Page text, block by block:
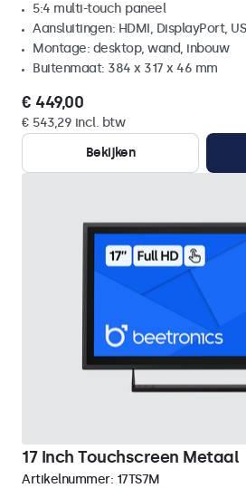
5:4 multi-touch paneel
Aansluitingen: HDMI, DisplayPort,
Montage: desktop, wand, inbouw
Buitenmaat: 384 x 317 x 46 mm
€ 449,00
€ 543,29 incl. btw
Bekijken
17 Inch Touchscreen Metaal
Artikelnummer: 17TS7M